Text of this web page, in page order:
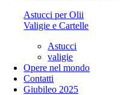
Astucci per Olii
Valigie e Cartelle
Astucci
valigie
Opere nel mondo
Contatti
Giubileo 2025